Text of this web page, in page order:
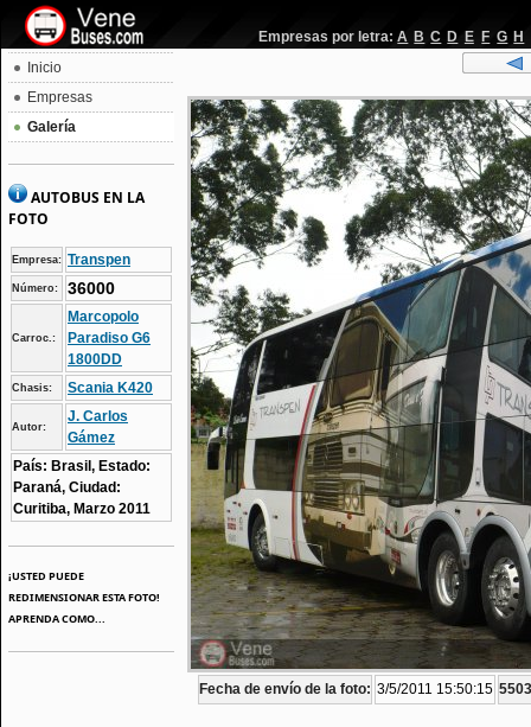
Empresas por letra: A B C D E F G H
Inicio
Empresas
Galería
AUTOBUS EN LA
FOTO
Empresa: Transpen
Número: 36000
Carroc.:
Marcopolo
Paradiso G6
1800DD
Chasis: Scania K420
Autor:
J. Carlos
Gámez
País: Brasil, Estado:
Paraná, Ciudad:
Curitiba, Marzo 2011
¡USTED PUEDE
REDIMENSIONAR ESTA FOTO!
APRENDA COMO...
Fecha de envío de la foto: 3/5/2011 15:50:15